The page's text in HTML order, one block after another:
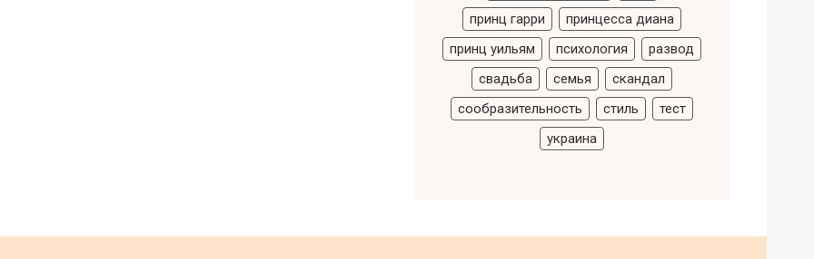
принц гарри
принцесса диана
принц уильям
психология
развод
свадьба
семья
скандал
сообразительность
стиль
тест
украина